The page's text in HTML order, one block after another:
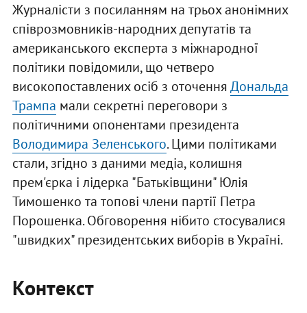
Журналісти з посиланням на трьох анонімних
співрозмовників-народних депутатів та
американського експерта з міжнародної
політики повідомили, що четверо
високопоставлених осіб з оточенняДональда
Трампа мали секретні переговори з
політичними опонентами президента
Володимира Зеленського. Цими політиками
стали, згідно з даними медіа, колишня
прем'єрка і лідерка "Батьківщини" Юлія
Тимошенко та топові члени партії Петра
Порошенка. Обговорення нібито стосувалися
"швидких" президентських виборів в Україні.
Контекст